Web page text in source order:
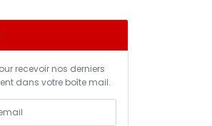
recevoir nos derniers
dans votre boîte mail.